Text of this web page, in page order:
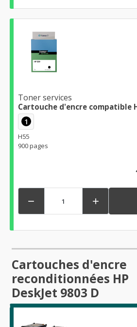
Toner services
Cartouche d'encre compatible
1
H55
900 pages
 
Cartouches d'encre
reconditionnées HP
DeskJet 9803 D